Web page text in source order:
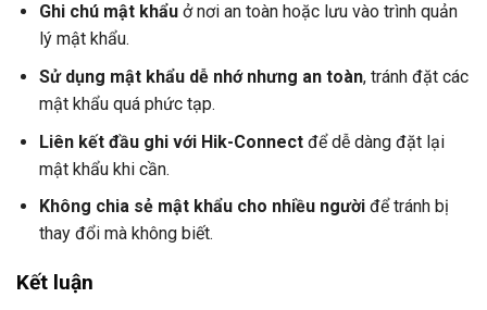
Ghi chú mật khẩuở nơi an toàn hoặc lưu vào trình quản
lý mật khẩu.
Sử dụng mật khẩu dễ nhớ nhưng an toàn, tránh đặt các
mật khẩu quá phức tạp.
Liên kết đầu ghi với Hik-Connectđể dễ dàng đặt lại
mật khẩu khi cần.
Không chia sẻ mật khẩu cho nhiều ngườiđể tránh bị
thay đổi mà không biết.
Kết luận